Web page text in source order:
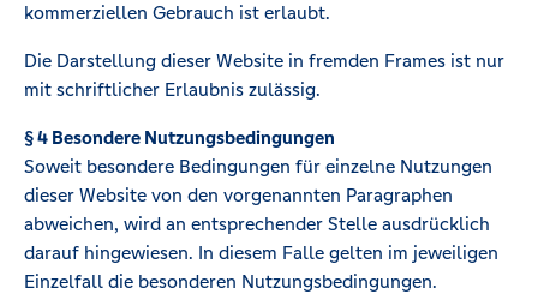
kommerziellen Gebrauch ist erlaubt.
Die Darstellung dieser Website in fremden Frames ist nur
mit schriftlicher Erlaubnis zulässig.
§ 4 Besondere Nutzungsbedingungen
Soweit besondere Bedingungen für einzelne Nutzungen
dieser Website von den vorgenannten Paragraphen
abweichen, wird an entsprechender Stelle ausdrücklich
darauf hingewiesen. In diesem Falle gelten im jeweiligen
Einzelfall die besonderen Nutzungsbedingungen.